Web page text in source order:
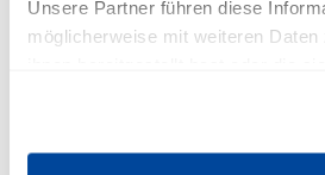
Unsere Partner führen diese
möglicherweise mit weiteren